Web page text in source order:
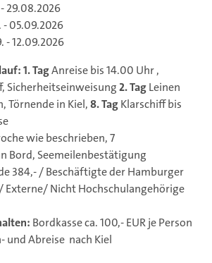
29.08.2026
- 05.09.2026
- 12.09.2026
1. TagAnreise bis 14.00 Uhr ,
Sicherheitseinweisung2. TagLeinen
Törnende in Kiel,8. TagKlarschiff bis
wie beschrieben, 7
Bord, Seemeilenbestätigung
384,- / Beschäftigte der Hamburger
Externe/ Nicht Hochschulangehörige
Bordkasse ca. 100,- EUR je Person
und Abreise nach Kiel